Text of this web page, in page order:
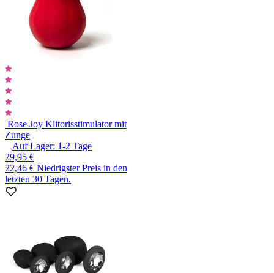
Rose Joy Klitorisstimulator mit
Zunge
Auf Lager: 1-2 Tage
29,95 €
22,46 € Niedrigster Preis in den
letzten 30 Tagen.